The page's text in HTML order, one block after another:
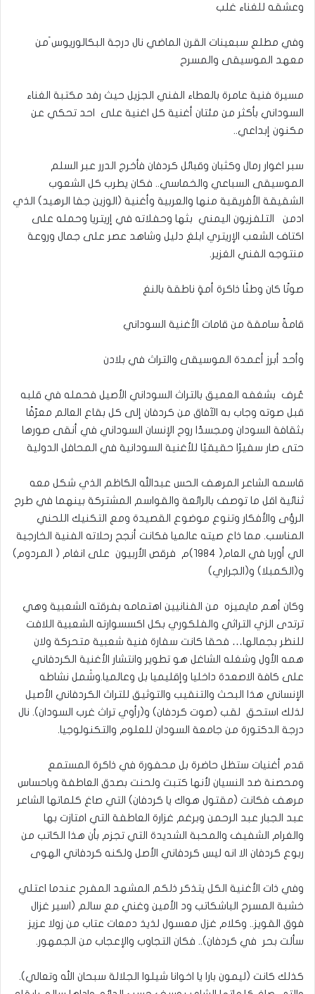
وعشقه للغناء غلب
وفي مطلع سبعينات القرن الماضي نال درجة البكالوريوس َمن
معهد الموسيقى والمسرح
مسيرة فنية عامرة بالعطاء الفني الجزيل حيث رفد مكتبة الغناء
السوداني بأكثر من مئتان أغنية كل اغنية على احد تحكي عن
مكنون إبداعي..
سبر اغوار رمال وكثبان وقبائل كردفان فأخرج الدرر عبر السلم
الموسيقى السباعي والخماسي.. فكان يطرب كل الشعوب
الشقيقة الأفريقية منها والعربية وأغنية (الوزين جفا الرهيد) الذي
ادمن التلفزيون اليمني بثها وحفلاته في إريتريا وحمله على
اكتاف الشعب الإريتري ابلغ دليل وشاهد عصر على جمال وروعة
منتوجه الفني الغزير.
صوتًا كان وطنًا ذاكرة أمةٍ ناطقة بالنغ
قامةً سامقة من قامات الأغنية السوداني
وأحد أبرز أعمدة الموسيقى والتراث في بلادن
عُرف بشغفه العميق بالتراث السوداني الأصيل فحمله في قلبه
قبل صوته وجاب به الآفاق من كردفان إلى كل بقاع العالم معرّفًا
بثقافة السودان ومجسدًا روح الإنسان السوداني في أنقى صورها
حتى صار سفيرًا حقيقيًا للأغنية السودانية في المحافل الدولية
قاسمه الشاعر المرهف الحس عبدالله الكاظم الذي شكل معه
ثنائية اقل ما توصف بالرائعة والقواسم المشتركة بينهما في طرح
الرؤى والأفكار وتنوع موضوع القصيدة ومع التكنيك اللحني
المناسب. مما ذاع صيته عالميا فكانت أنجح رحلاته الفنية الخارجية
الي أوربا في العام( ١٩٨٤)م فرقص الأربيون على انغام ( المردوم)
و(الكمبلا) و(الجراري)
وكان أهم مايميزه من الفنانيين اهتمامه بفرقته الشعبية وهي
ترتدى الزي التراثي والفلكوري بكل اكسسوارته الشعبية اللافت
للنظر بجمالها… فحقا كانت سفارة فنية شعبية متحركة ولان
همه الأول وشغله الشاغل هو تطوير وانتشار الأغنية الكردفاني
على كافة الاصعدة داخليا وإقليميا بل وعالميا.وشَمل نشاطه
الإنساني هذا البحث والتنقيب والتوثيق للتراث الكردفاني الأصيل
لذلك استحق لقب (صوت كردفان) و(رأوي تراث غرب السودان). نال
درجة الدكتورة من جامعة السودان للعلوم والتكنولوجيا.
قدم أغنيات ستظل حاضرة بل محفورة في ذاكرة المستمع
ومحصنة ضد النسيان لأنها كتبت ولحنت بصدق العاطفة وباحساس
مرهف فكانت (مقتول هواك يا كردفان) التي صاغ كلماتها الشاعر
عبد الجبار عبد الرحمن وبرغم غزارة العاطفة التي امتازت بها
والغرام الشفيف والمحبة الشديدة التي تجزم بأن هذا الكاتب من
ربوع كردفان الا انه ليس كردفاني الأصل ولكنه كردفاني الهوى
وفي ذات الأغنية الكل يتذكر ذلكم المشهد المفرح عندما اعتلي
خشبة المسرح الباشكاتب ود الأمين وغني مع سالم (اسير غزال
فوق القويز.. وكلام غزل معسول لذيذ دمعات عتاب من زولا عزيز
سألت بحر في كردفان).. فكان التجاوب والإعجاب من الجمهور.
كذلك كانت (ليمون بارا يا اخوانا شيلوا الجلالة سبحان الله وتعالي).